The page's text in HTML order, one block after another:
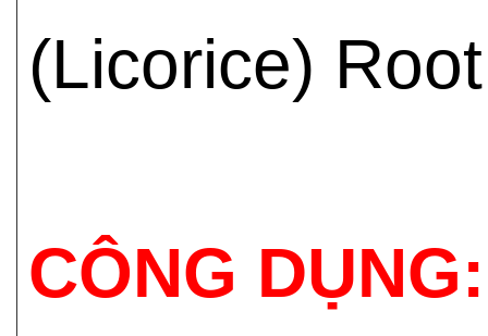
(Licorice)
CÔNG DỤNG: